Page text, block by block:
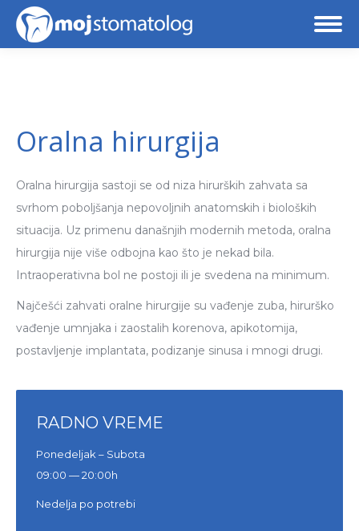
Oralna hirurgija
Oralna hirurgija sastoji se od niza hirurških zahvata sa
svrhom poboljšanja nepovoljnih anatomskih i bioloških
situacija. Uz primenu današnjih modernih metoda, oralna
hirurgija nije više odbojna kao što je nekad bila.
Intraoperativna bol ne postoji ili je svedena na minimum.
Najčešći zahvati oralne hirurgije su vađenje zuba, hirurško
vađenje umnjaka i zaostalih korenova, apikotomija,
postavljenje implantata, podizanje sinusa i mnogi drugi.
RADNO VREME
Ponedeljak – Subota
09:00 — 20:00h
Nedelja po potrebi